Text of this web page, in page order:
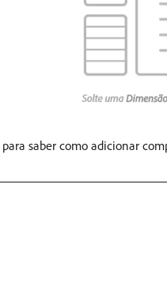
para saber como adicionar